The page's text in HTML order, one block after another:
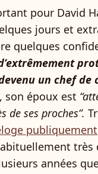
pour David
jours et
quelques
un chef de
son époux est
de ses proches”.
publiquement
très
années